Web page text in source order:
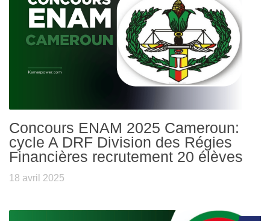
Concours ENAM 2025 Cameroun:
cycle A DRF Division des Régies
Financières recrutement 20 élèves
18 avril 2025